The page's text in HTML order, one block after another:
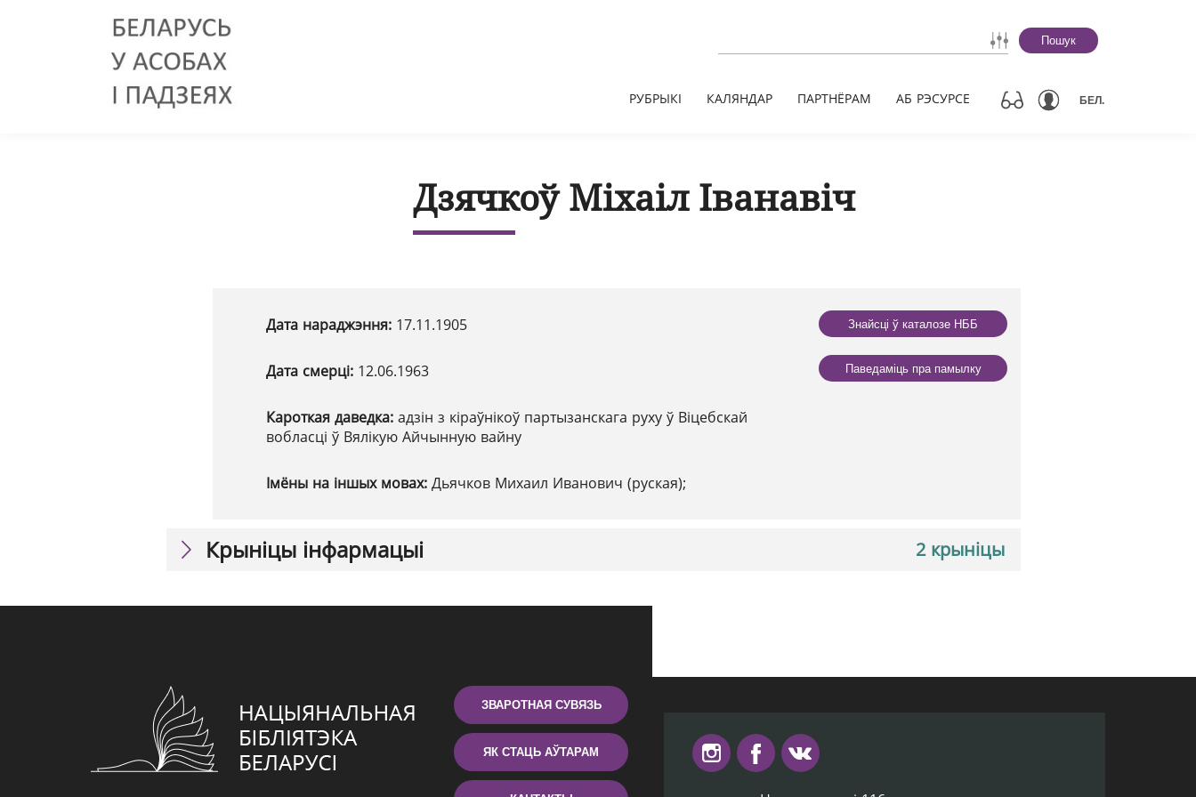
Пошук
РУБРЫКІ КАЛЯНДАР ПАРТНЁРАМ АБ РЭСУРСЕ БЕЛ.
Дзячкоў Міхаіл Іванавіч
Дата нараджэння: 17.11.1905
Дата смерці: 12.06.1963
Кароткая даведка: адзін з кіраўнікоў партызанскага руху ў Віцебскай
вобласці ў Вялікую Айчынную вайну
Імёны на іншых мовах: Дьячков Михаил Иванович (руская);
Знайсці ў каталозе НББ
Паведаміць пра памылку
2 крыніцы
Крыніцы інфармацыі
ЗВАРОТНАЯ СУВЯЗЬ
ЯК СТАЦЬ АЎТАРАМ